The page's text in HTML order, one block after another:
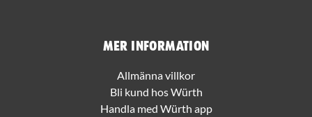
Mer information
Allmänna villkor
Bli kund hos Würth
Handla med Würth app